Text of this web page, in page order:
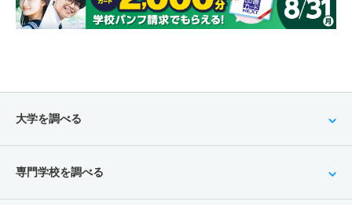
大学を調べる
専門学校を調べる